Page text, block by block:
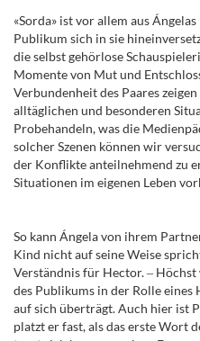
«Sorda» ist vor allem aus
Publikum sich in sie
die selbst gehörlose
Momente von Mut und
Verbundenheit des Paares
alltäglichen und besonderen
Probehandeln, was die
solcher Szenen können wir
der Konflikte anteilnehmend zu
Situationen im eigenen Leben
So kann Ángela von ihrem
Kind nicht auf seine Weise
Verständnis für Hector.‒ Höchst
des Publikums in der Rolle
auf sich überträgt. Auch hier ist
platzt er fast, als das erste Wort